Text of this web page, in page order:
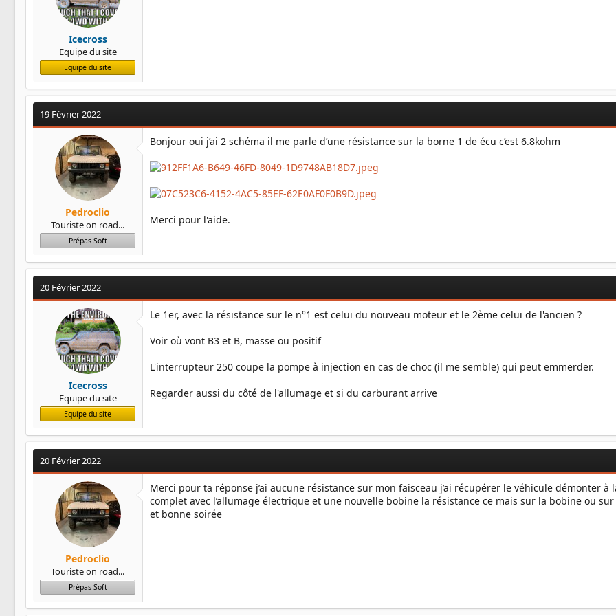
Icecross
Equipe du site
Equipe du site
19 Février 2022
Pedroclio
Touriste on road...
Prépas Soft
Bonjour oui j’ai 2 schéma il me parle d’une résistance sur la borne 1 de écu c’est 6.8kohm
Merci pour l'aide.
20 Février 2022
Icecross
Equipe du site
Equipe du site
Le 1er, avec la résistance sur le n°1 est celui du nouveau moteur et le 2ème celui de l'ancien ?
Voir où vont B3 et B, masse ou positif
L'interrupteur 250 coupe la pompe à injection en cas de choc (il me semble) qui peut emmerder.
Regarder aussi du côté de l'allumage et si du carburant arrive
20 Février 2022
Pedroclio
Touriste on road...
Prépas Soft
Merci pour ta réponse j’ai aucune résistance sur mon faisceau j’ai récupérer le véhicule démonter à
complet avec l’allumage électrique et une nouvelle bobine la résistance ce mais sur la bobine ou
et bonne soirée